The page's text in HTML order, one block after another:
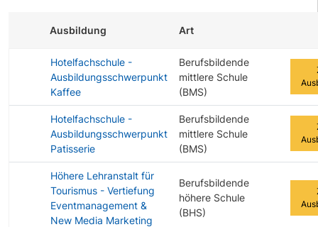
Ausbildung Art
Hotelfachschule -
Ausbildungsschwerpunkt
Kaffee
Berufsbildende
mittlere Schule
(BMS)
Hotelfachschule -
Ausbildungsschwerpunkt
Patisserie
Berufsbildende
mittlere Schule
(BMS)
Höhere Lehranstalt für
Tourismus - Vertiefung
Eventmanagement &
New Media Marketing
Berufsbildende
höhere Schule
(BHS)